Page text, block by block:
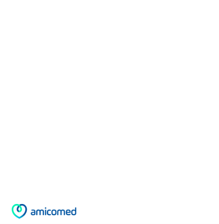
verdura quotidianamente. Una dieta, per poter
essere considerata ottimale, deve comprendere